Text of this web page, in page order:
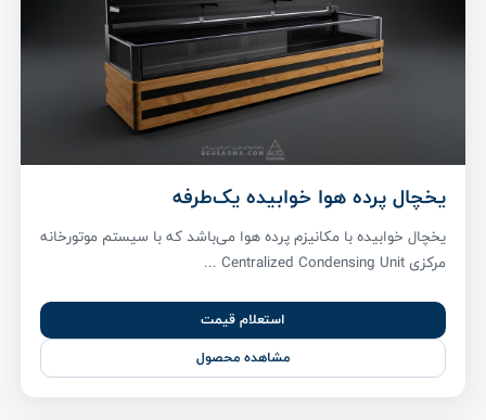
یخچال پرده هوا خوابیده یک‌طرفه
یخچال خوابیده با مکانیزم پرده هوا می‌باشد که با سیستم موتورخانه
مرکزی Centralized Condensing Unit ...
استعلام قیمت
مشاهده محصول